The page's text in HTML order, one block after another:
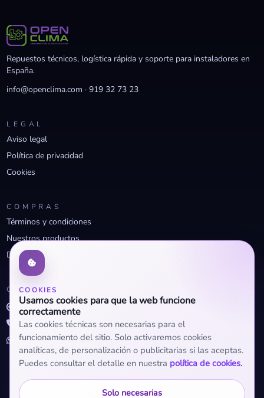
COOKIES
Usamos cookies para que la web funcione
correctamente
Las cookies técnicas son necesarias para el
funcionamiento del sitio. Solo activaremos cookies
analíticas, de personalización o publicitarias si las aceptas.
Puedes consultar el detalle en nuestra política de cookies.
Solo necesarias
Repuestos técnicos, logística rápida y soporte para instaladores en
España.
info@openclima.com ·919 32 73 23
LEGAL
Aviso legal
Política de privacidad
Cookies
COMPRAS
Términos y condiciones
Nuestros productos
Descuentos profesionales
CONTACTO
info@openclima.com
919 32 73 23
+34 623 56 04 93 (WhatsApp)